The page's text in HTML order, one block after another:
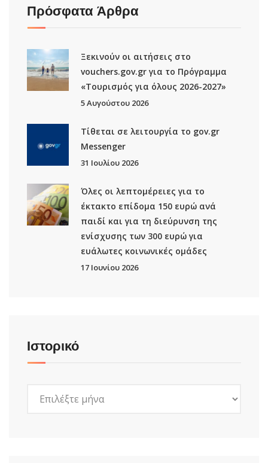
Πρόσφατα Άρθρα
Ξεκινούν οι αιτήσεις στο
vouchers.gov.gr για το Πρόγραμμα
«Τουρισμός για όλους 2026-2027»
5 Αυγούστου 2026
Τίθεται σε λειτουργία το gov.gr
Μessenger
31 Ιουλίου 2026
Όλες οι λεπτομέρειες για το
έκτακτο επίδομα 150 ευρώ ανά
παιδί και για τη διεύρυνση της
ενίσχυσης των 300 ευρώ για
ευάλωτες κοινωνικές ομάδες
17 Ιουνίου 2026
Ιστορικό